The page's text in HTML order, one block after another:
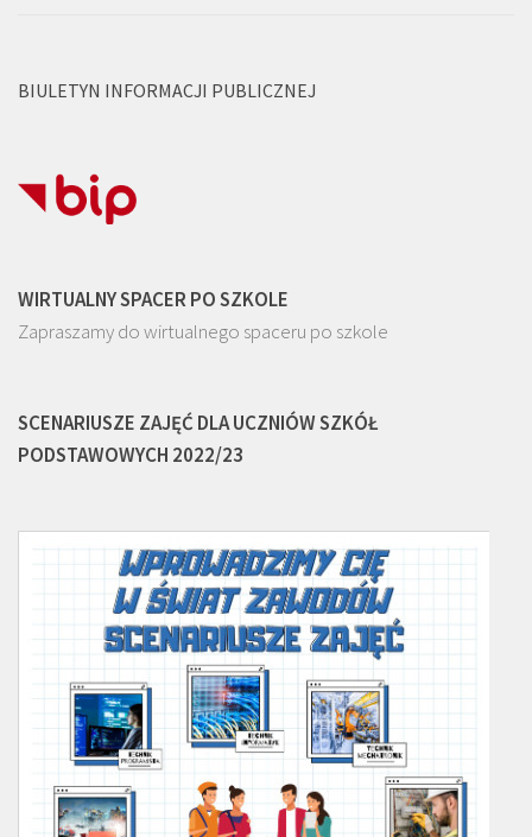
BIULETYN INFORMACJI PUBLICZNEJ
WIRTUALNY SPACER PO SZKOLE
Zapraszamy do wirtualnego spaceru po szkole
SCENARIUSZE ZAJĘĆ DLA UCZNIÓW SZKÓŁ
PODSTAWOWYCH 2022/23